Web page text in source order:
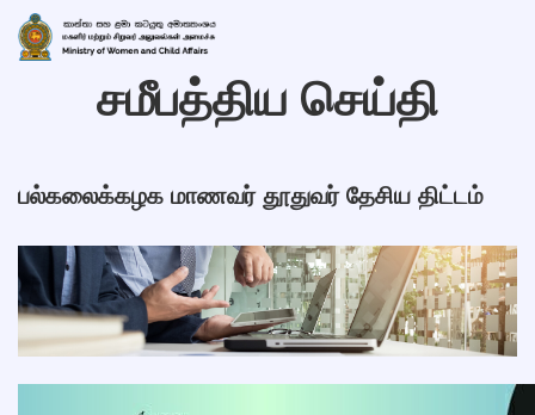
சமீபத்திய செய்தி
பல்கலைக்கழக மாணவர் தூதுவர் தேசிய திட்டம்